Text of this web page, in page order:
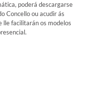
poderá descargarse
Concello ou acudir ás
lle facilitarán os modelos